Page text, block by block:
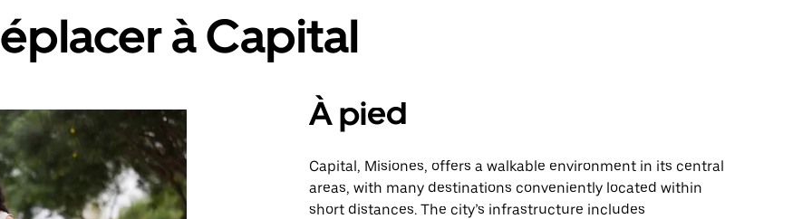
à Capital
À pied
Capital, Misiones, offers a walkable environment in its central
areas, with many destinations conveniently located within
short distances. The city’s infrastructure includes